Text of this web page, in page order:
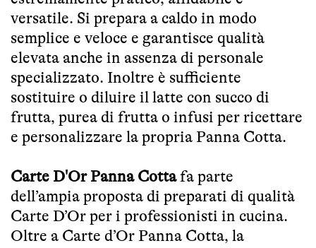
versatile. Si prepara a caldo in modo
semplice e veloce e garantisce qualità
elevata anche in assenza di personale
specializzato. Inoltre è sufficiente
sostituire o diluire il latte con succo di
frutta, purea di frutta o infusi per ricettare
e personalizzare la propria Panna Cotta.
Carte D'Or Panna Cottafa parte
dell’ampia proposta di preparati di qualità
Carte D’Or per i professionisti in cucina.
Oltre a Carte d’Or Panna Cotta, la